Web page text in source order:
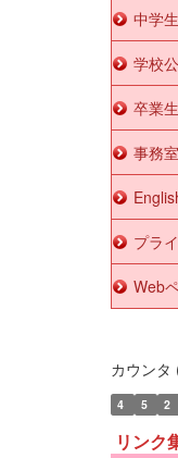
中学
学校
卒業
事務
プラ
Web
カウンタ
4 5 2
リンク